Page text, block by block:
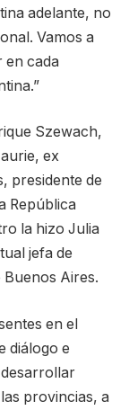
adelante, no
Vamos a
en cada
Szewach,
ex
presidente de
República
la hizo Julia
jefa de
Buenos Aires.
en el
diálogo e
provincias, a